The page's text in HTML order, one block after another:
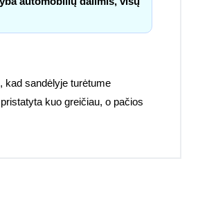
kad sandėlyje turėtume
kuo greičiau, o pačios